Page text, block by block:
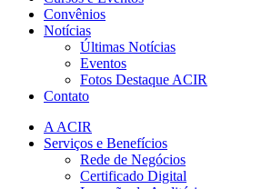
Convênios
Notícias
Últimas Notícias
Eventos
Fotos Destaque ACIR
Contato
A ACIR
Serviços e Benefícios
Rede de Negócios
Certificado Digital